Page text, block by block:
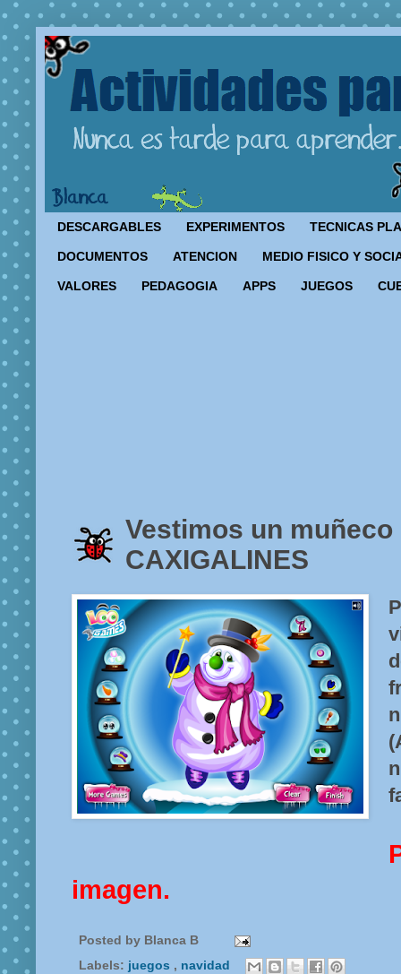
DESCARGABLES EXPERIMENTOS TECNICAS
DOCUMENTOS ATENCION MEDIO FISICO Y
VALORES PEDAGOGIA APPS JUEGOS
Vestimos un muñeco
CAXIGALINES
imagen.
Posted by Blanca B
Labels: juegos , navidad